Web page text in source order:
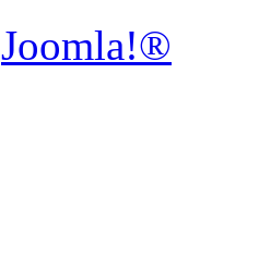
Joomla!®